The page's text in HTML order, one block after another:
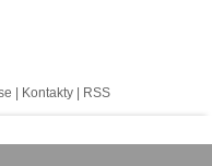
Kontakty RSS